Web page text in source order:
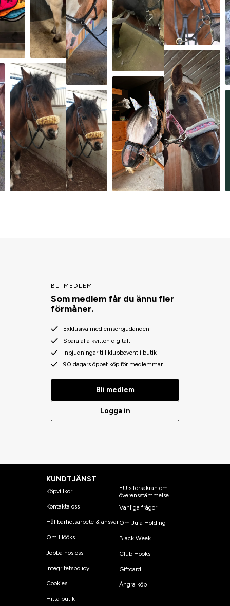
BLI MEDLEM
Som medlem får du ännu fler
förmåner.
Exklusiva medlemserbjudanden
Spara alla kvitton digitalt
Inbjudningar till klubbevent i butik
90 dagars öppet köp för medlemmar
Bli medlem
Logga in
KUNDTJÄNST
Köpvillkor
Kontakta oss
Hållbarhetsarbete & ansvar
Om Hööks
Jobba hos oss
Integritetspolicy
Cookies
Hitta butik
EU:s försäkran om
överensstämmelse
Vanliga frågor
Om Jula Holding
Black Week
Club Hööks
Giftcard
Ångra köp